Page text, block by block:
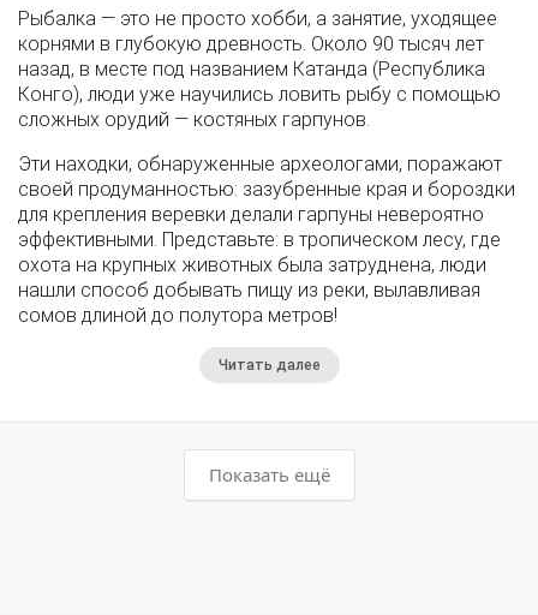
Рыбалка — это не просто хобби, а занятие, уходящее
корнями в глубокую древность. Около 90 тысяч лет
назад, в месте под названием Катанда (Республика
Конго), люди уже научились ловить рыбу с помощью
сложных орудий — костяных гарпунов.
Эти находки, обнаруженные археологами, поражают
своей продуманностью: зазубренные края и бороздки
для крепления веревки делали гарпуны невероятно
эффективными. Представьте: в тропическом лесу, где
охота на крупных животных была затруднена, люди
нашли способ добывать пищу из реки, вылавливая
сомов длиной до полутора метров!
Читать далее
Показать ещё